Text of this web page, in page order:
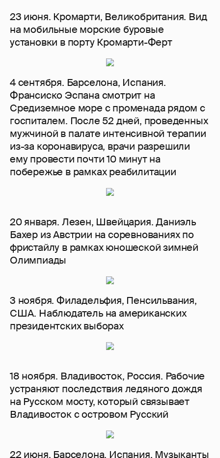
23 июня. Кромарти, Великобритания. Вид
на мобильные морские буровые
установки в порту Кромарти-Ферт
4 сентября. Барселона, Испания.
Франсиско Эспана смотрит на
Средиземное море с променада рядом с
госпиталем. После 52 дней, проведенных
мужчиной в палате интенсивной терапии
из-за коронавируса, врачи разрешили
ему провести почти 10 минут на
побережье в рамках реабилитации
20 января. Лезен, Швейцария. Даниэль
Бахер из Австрии на соревнованиях по
фристайлу в рамках юношеской зимней
Олимпиады
3 ноября. Филадельфия, Пенсильвания,
США. Наблюдатель на американских
президентских выборах
18 ноября. Владивосток, Россия. Рабочие
устраняют последствия ледяного дождя
на Русском мосту, который связывает
Владивосток с островом Русский
22 июня. Барселона, Испания. Музыканты